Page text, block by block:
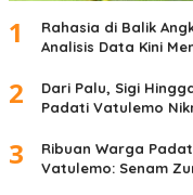
1
Rahasia di Balik
Analisis Data Kini
2
Dari Palu, Sigi
Padati Vatulemo
3
Ribuan Warga
Vatulemo: Senam